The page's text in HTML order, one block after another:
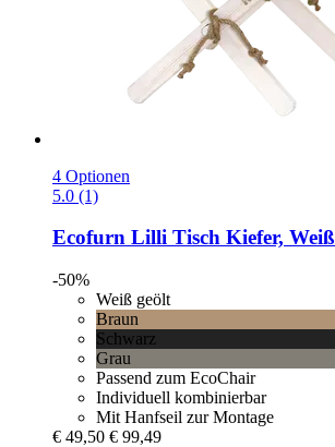
4 Optionen
5.0 (1)
Ecofurn Lilli Tisch Kiefer,
-50%
Weiß geölt
Braun
Schwarz
Grau
Passend zum EcoChair
Individuell kombinierbar
Mit Hanfseil zur Montage
€ 49,50 € 99,49